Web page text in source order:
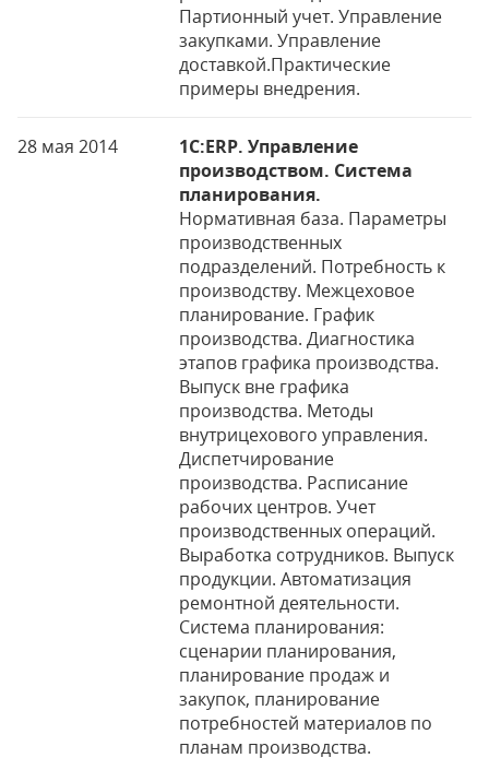
Партионный учет. Управление
закупками. Управление
доставкой.Практические
примеры внедрения.
28 мая 2014
1C:ERP. Управление
производством. Система
планирования.
Нормативная база. Параметры
производственных
подразделений. Потребность к
производству. Межцеховое
планирование. График
производства. Диагностика
этапов графика производства.
Выпуск вне графика
производства. Методы
внутрицехового управления.
Диспетчирование
производства. Расписание
рабочих центров. Учет
производственных операций.
Выработка сотрудников. Выпуск
продукции. Автоматизация
ремонтной деятельности.
Система планирования:
сценарии планирования,
планирование продаж и
закупок, планирование
потребностей материалов по
планам производства.